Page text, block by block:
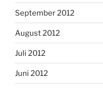
September 2012
August 2012
Juli 2012
Juni 2012